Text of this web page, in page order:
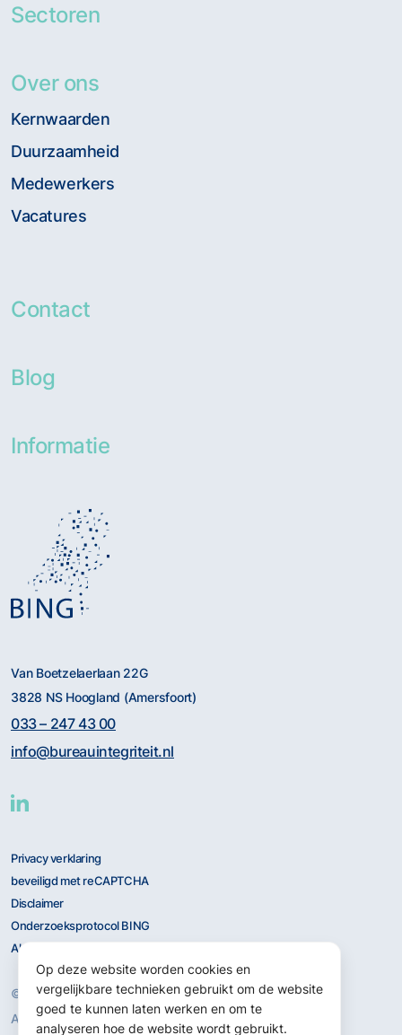
Van Boetzelaerlaan 22G
3828 NS Hoogland (Amersfoort)
033 – 247 43 00
info@bureauintegriteit.nl
Privacy verklaring
beveiligd met reCAPTCHA
Disclaimer
Onderzoeksprotocol BING
Algemene Voorwaarden
© 2026 BING
Alle rechten voorbehouden.
Sectoren
Over ons
Kernwaarden
Duurzaamheid
Medewerkers
Vacatures
Contact
Blog
Informatie
Op deze website worden cookies en
vergelijkbare technieken gebruikt om de website
goed te kunnen laten werken en om te
analyseren hoe de website wordt gebruikt.